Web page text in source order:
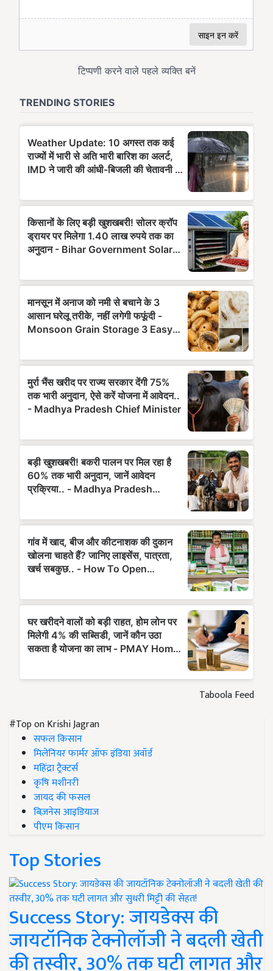
Taboola Feed
सफल किसान
मिलेनियर फार्मर ऑफ इंडिया अवॉर्ड
महिंद्रा ट्रैक्टर्स
कृषि मशीनरी
जायद की फसल
बिज़नेस आइडियाज
पीएम किसान
Top Stories
Success Story: जायडेक्स की
जायटॉनिक टेक्नोलॉजी ने बदली खेती
की तस्वीर, 30% तक घटी लागत और